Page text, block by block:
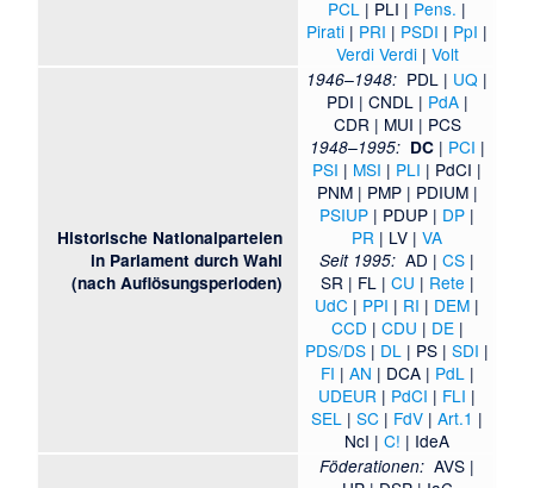
PCL | PLI | Pens. |
Pirati | PRI | PSDI | PpI |
Verdi Verdi| Volt
Historische Nationalparteien
in Parlament durch Wahl
(nach Auflösungsperioden)
1946–1948: PDL | UQ |
PDI | CNDL | PdA|
CDR | MUI | PCS
1948–1995: DC| PCI |
PSI | MSI | PLI | PdCI |
PNM| PMP| PDIUM|
PSIUP | PDUP | DP |
PR | LV |VA
Seit 1995: AD |CS |
SR | FL | CU | Rete |
UdC | PPI | RI | DEM |
CCD | CDU | DE|
PDS/DS | DL | PS |SDI |
FI | AN | DCA| PdL |
UDEUR | PdCI | FLI |
SEL |SC | FdV |Art.1 |
NcI |C! | IdeA
Föderationen: AVS |